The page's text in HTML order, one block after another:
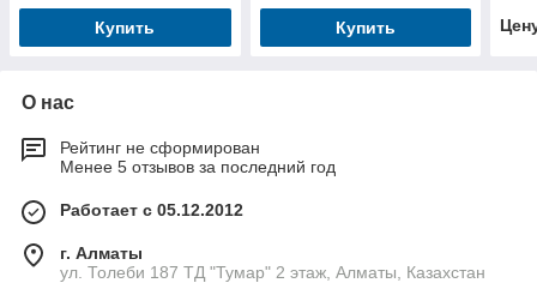
Купить Купить
О нас
Рейтинг не сформирован
Менее 5 отзывов за последний год
Работает с 05.12.2012
г. Алматы
ул. Толеби 187 ТД "Тумар" 2 этаж, Алматы, Казахстан